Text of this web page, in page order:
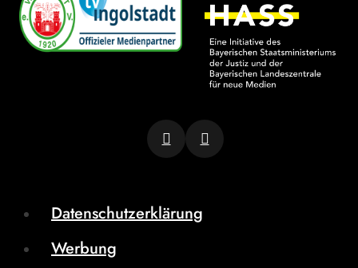
Datenschutzerklärung
Werbung